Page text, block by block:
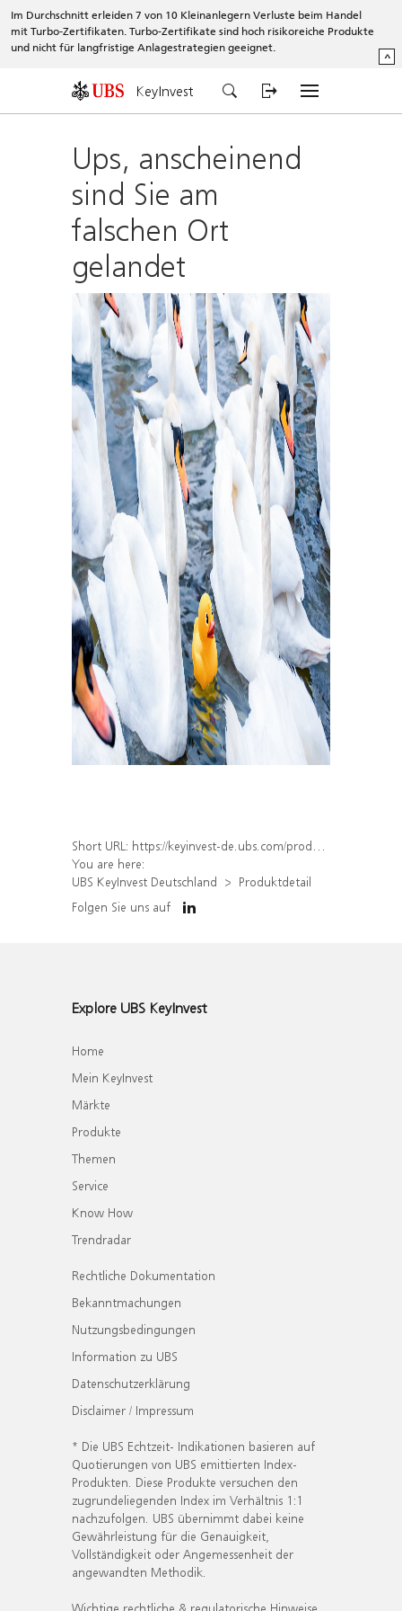
Im Durchschnitt erleiden 7 von 10 Kleinanlegern Verluste beim Handel
mit Turbo-Zertifikaten. Turbo-Zertifikate sind hoch risikoreiche Produkte
und nicht für langfristige Anlagestrategien geeignet.
^
KeyInvest
Ups, anscheinend
sind Sie am
falschen Ort
gelandet
Short URL: https://keyinvest-de.ubs.com/produkt/detail/index/isin/DE000WA35VD5
You are here:
UBS KeyInvest Deutschland
Produktdetail
Folgen Sie uns auf
Explore UBS KeyInvest
Home
Mein KeyInvest
Märkte
Produkte
Themen
Service
Know How
Trendradar
Rechtliche Dokumentation
Bekanntmachungen
Nutzungsbedingungen
Information zu UBS
Datenschutzerklärung
Disclaimer / Impressum
* Die UBS Echtzeit- Indikationen basieren auf
Quotierungen von UBS emittierten Index-
Produkten. Diese Produkte versuchen den
zugrundeliegenden Index im Verhältnis 1:1
nachzufolgen. UBS übernimmt dabei keine
Gewährleistung für die Genauigkeit,
Vollständigkeit oder Angemessenheit der
angewandten Methodik.